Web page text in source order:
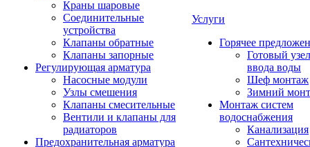
Краны шаровые
Соединительные
устройства
Клапаны обратные
Клапаны запорные
Регулирующая арматура
Насосные модули
Узлы смешения
Клапаны смесительные
Вентили и клапаны для
радиаторов
Предохранительная арматура
Услуги
Горячее
Готовый узел
ввода воды
Шеф монтаж
Зимний
Монтаж систем
водоснабжения
Канализация